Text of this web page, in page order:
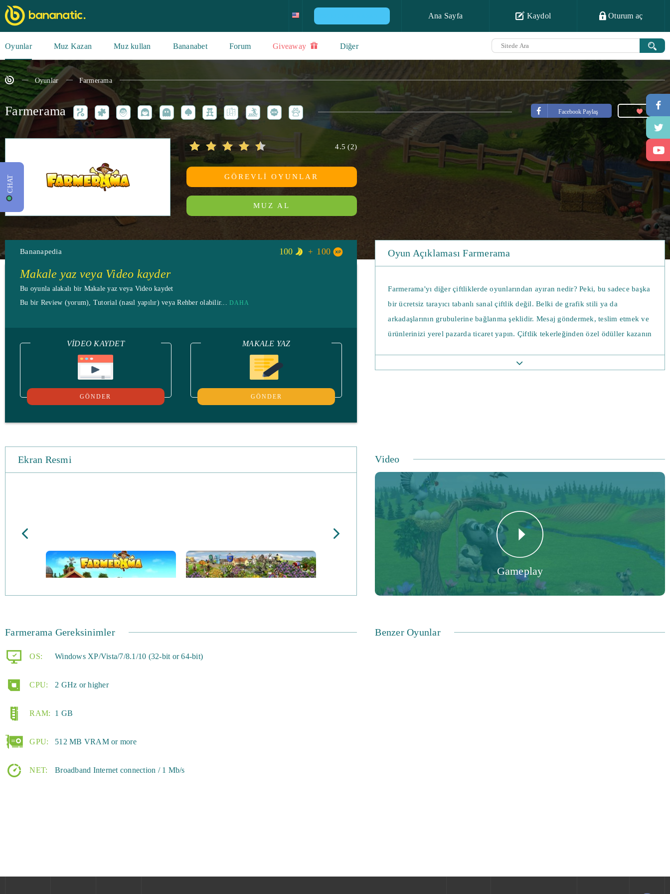
Ana Sayfa Kaydol Oturum aç
Oyunlar Muz Kazan Muz kullan Bananabet Forum Giveaway Diğer
Oyunlar Farmerama
Facebook Paylaş
Farmerama
4.5 (2)
GÖREVLI OYUNLAR
MUZ AL
Bananapedia 100 100
Makale yaz veya Video kayder
Bu oyunla alakalı bir Makale yaz veya Video kaydet
Bu bir Review (yorum), Tutorial (nasıl yapılır) veya Rehber olabilir... DAHA
VIDEO KAYDET
GÖNDER
MAKALE YAZ
GÖNDER
Oyun Açıklaması Farmerama
Farmerama'yı diğer çiftliklerde oyunlarından ayıran nedir? Peki, bu sadece başka
bir ücretsiz tarayıcı tabanlı sanal çiftlik değil. Belki de grafik stili ya da
arkadaşlarının grubulerine bağlanma şeklidir. Mesaj göndermek, teslim etmek ve
ürünlerinizi yerel pazarda ticaret yapın. Çiftlik tekerleğinden özel ödüller kazanın
Öyleyse ... çamurlu botlarını giy ve kendi çiftliğinle aşağıya in - hemen ekecek
ve biçileceksin! Dinlenmek ve dinlenmek için vakit geçirmenin yanı sıra
öğrenecek çok şey var!
Ekran Resmi Video
Gameplay
Farmerama Gereksinimler
OS: Windows XP/Vista/7/8.1/10 (32-bit or 64-bit)
CPU: 2 GHz or higher
RAM: 1 GB
GPU: 512 MB VRAM or more
NET: Broadband Internet connection / 1 Mb/s
Benzer Oyunlar
CHAT